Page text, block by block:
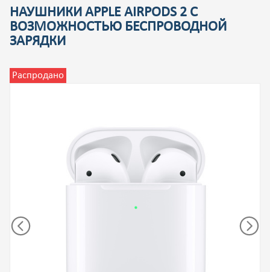
НАУШНИКИ APPLE AIRPODS 2 С
ВОЗМОЖНОСТЬЮ БЕСПРОВОДНОЙ
ЗАРЯДКИ
Распродано